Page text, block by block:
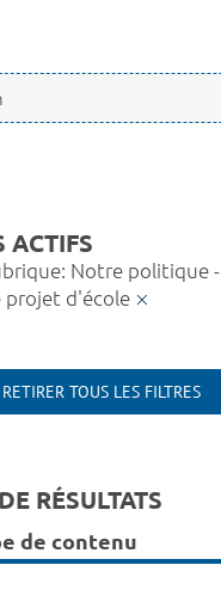
ACTIFS
Notre politique -
projet d'école
RETIRER TOUS LES FILTRES
RÉSULTATS
de contenu